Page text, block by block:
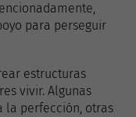
para perseguir
estructuras
vivir. Algunas
la perfección, otras